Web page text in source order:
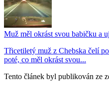
Muž měl okrást svou babičku a
Třicetiletý muž z Chebska čelí
poté, co měl okrást svou...
Tento článek byl publikován ze